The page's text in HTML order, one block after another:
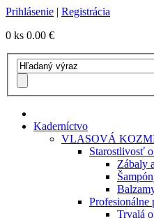
Prihlásenie | Registrácia
0 ks 0.00 €
Kaderníctvo
VLASOVÁ
Starostlivosť
Zábaly
Profesionálne
Trvalá